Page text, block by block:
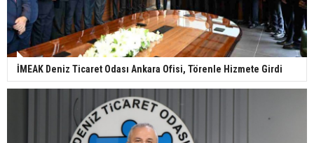
İMEAK Deniz Ticaret Odası Ankara Ofisi, Törenle Hizmete Girdi